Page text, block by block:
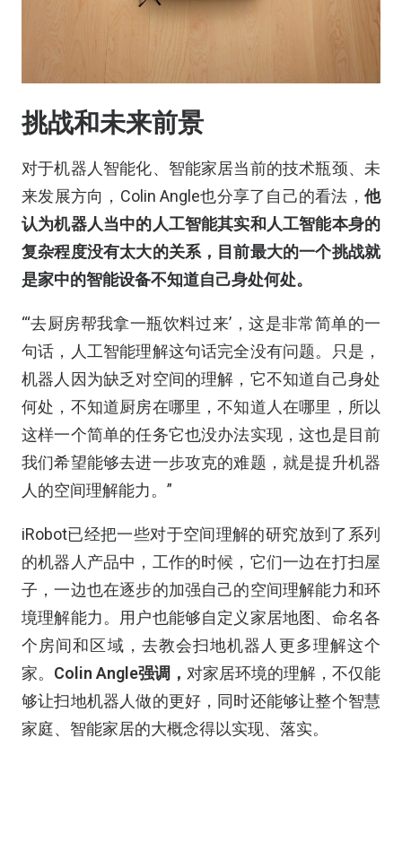
挑战和未来前景
对于机器人智能化、智能家居当前的技术瓶颈、未
来发展方向，Colin Angle也分享了自己的看法， 他
认为机器人当中的人工智能其实和人工智能本身的
复杂程度没有太大的关系，目前最大的一个挑战就
是家中的智能设备不知道自己身处何处。
“‘去厨房帮我拿一瓶饮料过来’，这是非常简单的一
句话，人工智能理解这句话完全没有问题。只是，
机器人因为缺乏对空间的理解，它不知道自己身处
何处，不知道厨房在哪里，不知道人在哪里，所以
这样一个简单的任务它也没办法实现，这也是目前
我们希望能够去进一步攻克的难题，就是提升机器
人的空间理解能力。”
iRobot已经把一些对于空间理解的研究放到了系列
的机器人产品中，工作的时候，它们一边在打扫屋
子，一边也在逐步的加强自己的空间理解能力和环
境理解能力。用户也能够自定义家居地图、命名各
个房间和区域，去教会扫地机器人更多理解这个
家。 Colin Angle强调， 对家居环境的理解，不仅能
够让扫地机器人做的更好，同时还能够让整个智慧
家庭、智能家居的大概念得以实现、落实。